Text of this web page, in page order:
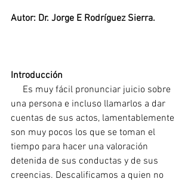
Autor: Dr. Jorge E Rodríguez Sierra.
Introducción
una persona e incluso llamarlos a dar
cuentas de sus actos, lamentablemente
son muy pocos los que se toman el
tiempo para hacer una valoración
detenida de sus conductas y de sus
creencias. Descalificamos a quien no